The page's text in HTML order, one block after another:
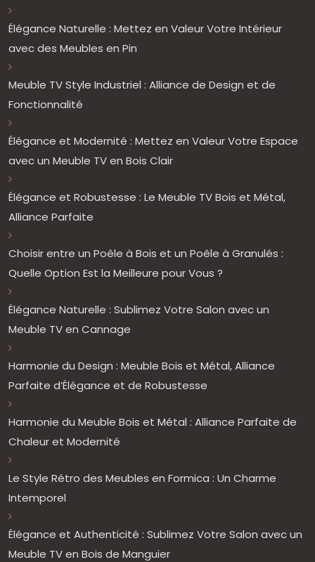
Élégance Naturelle : Mettez en Valeur Votre Intérieur
avec des Meubles en Pin
Meuble TV Style Industriel : Alliance de Design et de
Fonctionnalité
Élégance et Modernité : Mettez en Valeur Votre Espace
avec un Meuble TV en Bois Clair
Élégance et Robustesse : Le Meuble TV Bois et Métal,
Alliance Parfaite
Choisir entre un Poêle à Bois et un Poêle à Granulés :
Quelle Option Est la Meilleure pour Vous ?
Élégance Naturelle : Sublimez Votre Salon avec un
Meuble TV en Cannage
Harmonie du Design : Meuble Bois et Métal, Alliance
Parfaite d’Élégance et de Robustesse
Harmonie du Meuble Bois et Métal : Alliance Parfaite de
Chaleur et Modernité
Le Style Rétro des Meubles en Formica : Un Charme
Intemporel
Élégance et Authenticité : Sublimez Votre Salon avec un
Meuble TV en Bois de Manguier